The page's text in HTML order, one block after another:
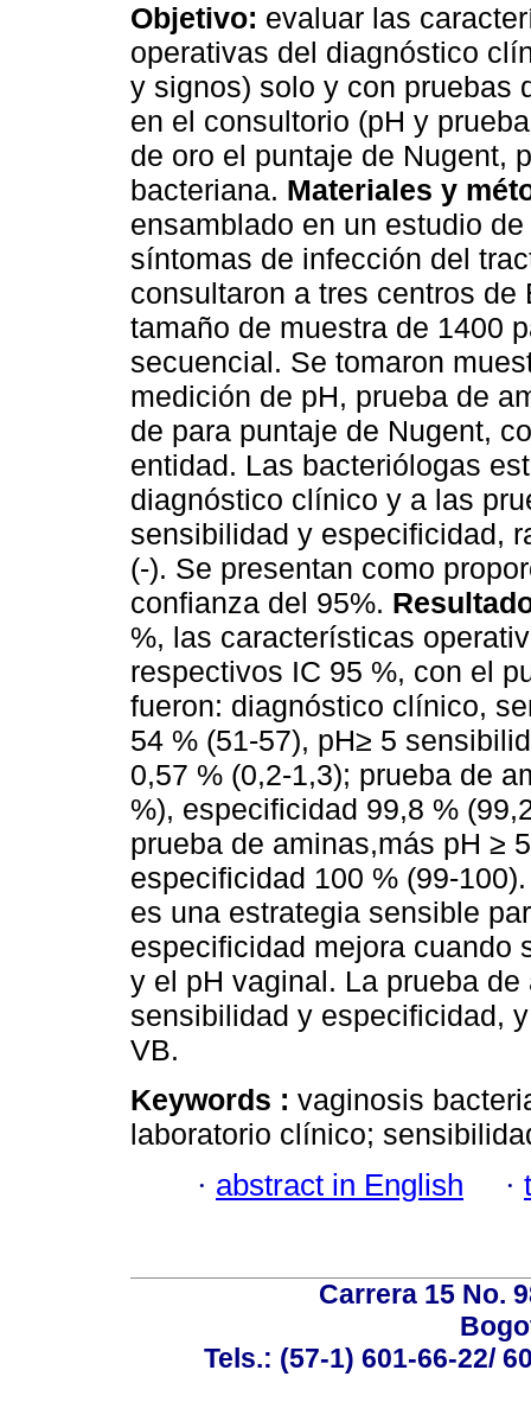
Objetivo: evaluar las
operativas del diagnóstico
y signos) solo y con pruebas
en el consultorio (pH y
de oro el puntaje de Nugent,
bacteriana. Materiales y
ensamblado en un estudio
síntomas de infección del
consultaron a tres centros
tamaño de muestra de 1400
secuencial. Se tomaron
medición de pH, prueba de
de para puntaje de Nugent,
entidad. Las bacteriólogas
diagnóstico clínico y a las
sensibilidad y especificidad,
(-). Se presentan como
confianza del 95%.
%, las características
respectivos IC 95 %, con el
fueron: diagnóstico clínico,
54 % (51-57), pH≥ 5
0,57 % (0,2-1,3); prueba de
%), especificidad 99,8 %
prueba de aminas,más pH ≥
especificidad 100 % (99-
es una estrategia sensible
especificidad mejora cuando
y el pH vaginal. La prueba
sensibilidad y especificidad,
VB.
Keywords : vaginosis
laboratorio clínico;
· abstract in English ·
Carrera 15 No.
Tels.: (57-1) 601-66-22/